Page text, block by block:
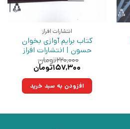
انتشارات افراز
کتاب برایم آوازی بخوان
حسون | انتشارات افراز
۲۲۰,۰۰۰تومان
قیمت
۲۲۰,۰۰۰تومان
بود.
۱۵۷,۳۰۰تومان
۱۵۷,۳۰۰تومان.افزودن به سبد خرید